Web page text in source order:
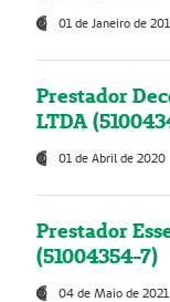
01 de Janeiro de
Prestador
LTDA
01 de Abril de 2020
Prestador
(51004354-7)
04 de Maio de 2021